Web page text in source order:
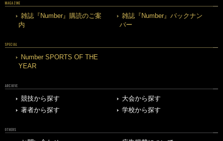
MAGAZINE
雑誌『Number』購読のご案
内
雑誌『Number』バックナン
バー
SPECIAL
Number SPORTS OF THE
YEAR
ARCHIVE
競技から探す
大会から探す
著者から探す
学校から探す
OTHERS